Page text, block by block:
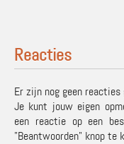
Reacties
Er zijn nog geen
Je kunt jouw eigen
een reactie op een
"Beantwoorden" knop te